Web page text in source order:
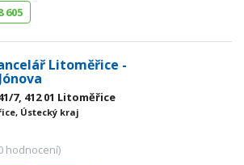
605
Litoměřice -
7, 412 01 Litoměřice
Ústecký kraj
hodnocení)